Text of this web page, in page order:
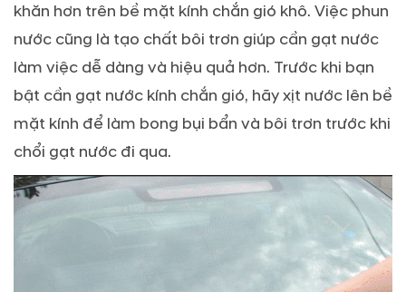
khăn hơn trên bề mặt kính chắn gió khô. Việc phun
nước cũng là tạo chất bôi trơn giúp cần gạt nước
làm việc dễ dàng và hiệu quả hơn. Trước khi bạn
bật cần gạt nước kính chắn gió, hãy xịt nước lên bề
mặt kính để làm bong bụi bẩn và bôi trơn trước khi
chổi gạt nước đi qua.